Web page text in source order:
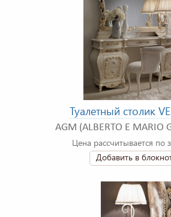
Туалетный столик
AGM (ALBERTO E MARIO
Цена рассчитывается по
Добавить в